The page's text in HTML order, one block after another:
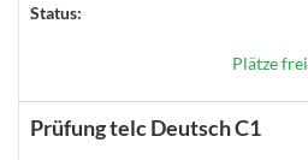
Status:
Plätze frei
Prüfung telc Deutsch C1